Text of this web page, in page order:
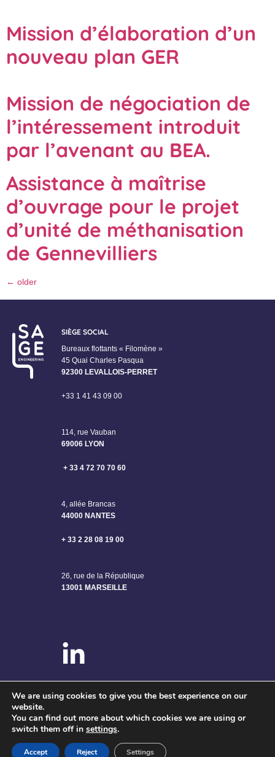
Mission d’élaboration d’un
nouveau plan GER
Mission de négociation de
l’intéressement introduit
par l’avenant au BEA.
Assistance à maîtrise
d’ouvrage pour le projet
d’unité de méthanisation
de Gennevilliers
← older
SIÈGE SOCIAL
Bureaux flottants « Filomène »
45 Quai Charles Pasqua
92300 LEVALLOIS-PERRET
+33 1 41 43 09 00
114, rue Vauban
69006 LYON
+ 33 4 72 70 70 60
4, allée Brancas
44000 NANTES
+ 33 2 28 08 19 00
26, rue de la République
13001 MARSEILLE
©2024 SAGE ENGINEERING – Tous droits réservés
Mentions légales–
We are using cookies to give you the best experience on our
website.
You can find out more about which cookies we are using or
switch them off in settings.
Accept Reject Settings